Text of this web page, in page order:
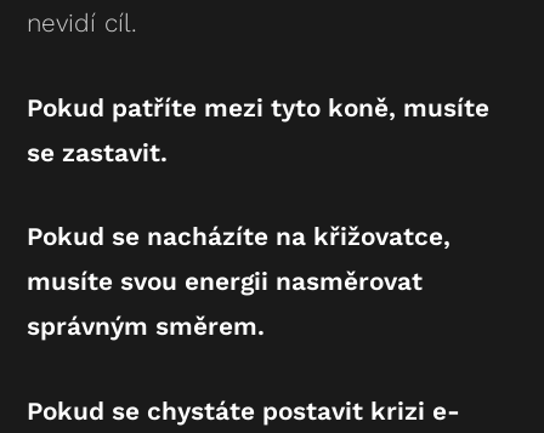
nevidí cíl.
Pokud patříte mezi tyto koně, musíte
se zastavit.
Pokud se nacházíte na křižovatce,
musíte svou energii nasměrovat
správným směrem.
Pokud se chystáte postavit krizi e-